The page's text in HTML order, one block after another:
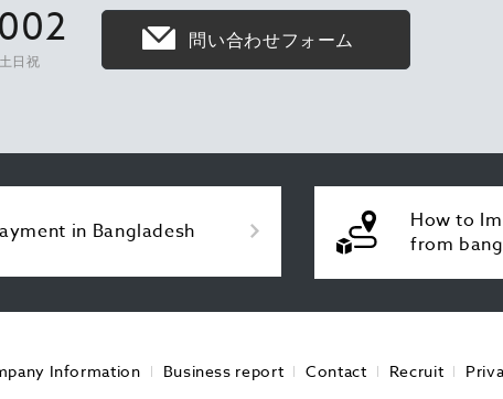
日祝
問い合わせフォーム
in Bangladesh
How to
from
Information Business report Contact Recruit